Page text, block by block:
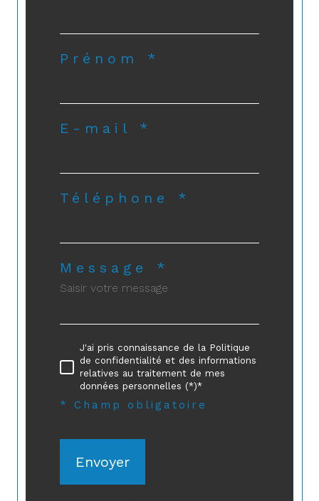
Prénom *
E-mail *
Téléphone *
Message *
J'ai pris connaissance de la Politique
de confidentialité et des informations
relatives au traitement de mes
données personnelles (*)*
* Champ obligatoire
Envoyer